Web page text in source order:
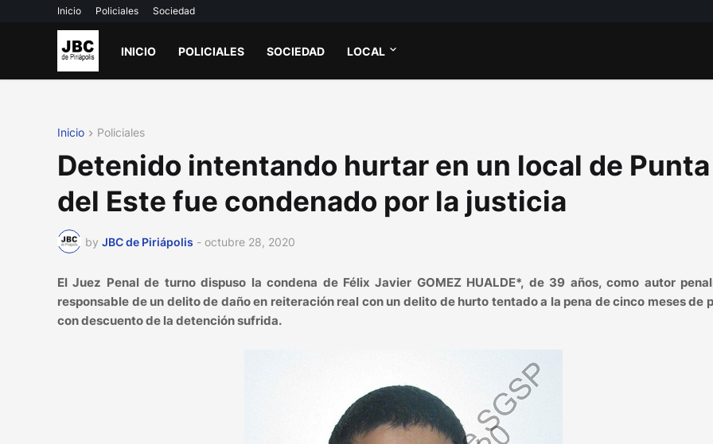
Inicio Policiales Sociedad
INICIO POLICIALES SOCIEDAD LOCAL
Inicio Policiales
Detenido intentando hurtar en un local de Punta
del Este fue condenado por la justicia
by JBC de Piriápolis - octubre 28, 2020
El Juez Penal de turno dispuso la condena de Félix Javier GOMEZ HUALDE*, de 39 años, como autor
responsable de un delito de daño en reiteración real con un delito de hurto tentado a la pena de cinco meses de
con descuento de la detención sufrida.